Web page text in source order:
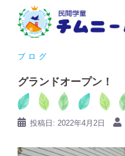
ブログ
グランドオープン！
投稿日: 2022年4月2日